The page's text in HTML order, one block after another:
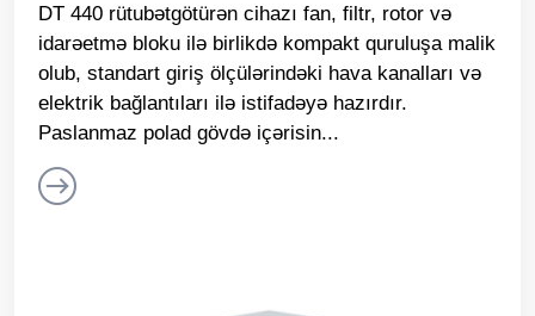
DT 440 rütubətgötürən cihazı fan, filtr, rotor və
idarəetmə bloku ilə birlikdə kompakt quruluşa malik
olub, standart giriş ölçülərindəki hava kanalları və
elektrik bağlantıları ilə istifadəyə hazırdır.
Paslanmaz polad gövdə içərisin...